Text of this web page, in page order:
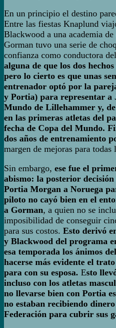
En un principio el destino
Entre las fiestas Knaplund
Blackwood a una academia
Gorman tuvo una serie de
confianza como conductora
alguna de que los dos
pero lo cierto es que unas
entrenador optó por la
y Portia) para representar a
Mundo de Lillehammer y,
en las primeras atletas del
fecha de Copa del Mundo.
dos años de entrenamiento
margen de mejoras para
Sin embargo, ese fue el
abismo: la posterior
Portia Morgan a Noruega
piloto no cayó bien en el
a Gorman, a quien no se
imposibilidad de conseguir
para sus costos. Esto derivó
y Blackwood del programa
esa temporada los ánimos
hacerse más evidente el
para con su esposa. Esto
incluso con los atletas
no llevarse bien con Portia
no estaban recibiendo
Federación para cubrir sus